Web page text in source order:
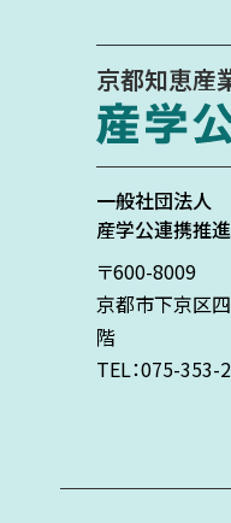
京都知恵産
一般社団法人
産学公連携推
〒600-8009
京都市下京区
階
TEL：075-